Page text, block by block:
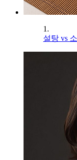
1.
설탕 vs